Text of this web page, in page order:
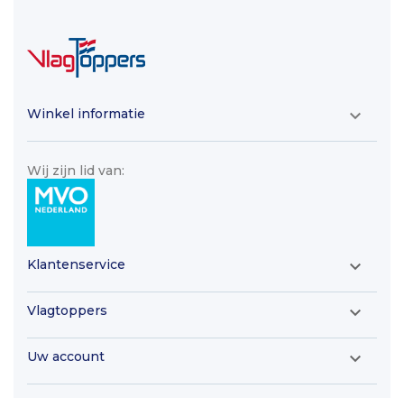
Winkel informatie 
Wij zijn lid van:
Klantenservice 
Vlagtoppers 
Uw account 